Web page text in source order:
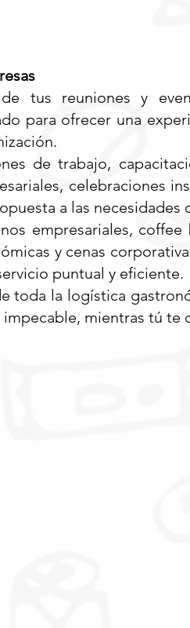
tus reuniones y
para ofrecer una
de trabajo,
celebraciones
a las necesidades
empresariales,
y cenas
puntual y eficiente.
toda la logística
mientras tú